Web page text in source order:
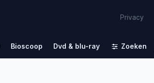
Privacy
Bioscoop Dvd & blu-ray Zoeken